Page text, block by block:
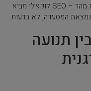
Google Ads מביא לקוחות מהר – SEO לוקאלי מביא
נמצאת המסעדה, לא בדעות.
תנועה